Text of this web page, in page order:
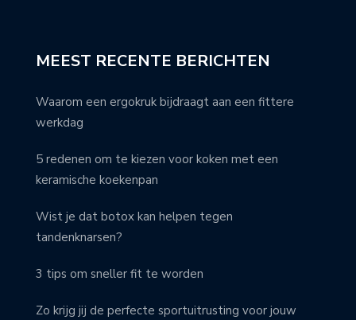
MEEST RECENTE BERICHTEN
Waarom een ergokruk bijdraagt aan een fittere
werkdag
5 redenen om te kiezen voor koken met een
keramische koekenpan
Wist je dat botox kan helpen tegen
tandenknarsen?
3 tips om sneller fit te worden
Zo krijg jij de perfecte sportuitrusting voor jouw